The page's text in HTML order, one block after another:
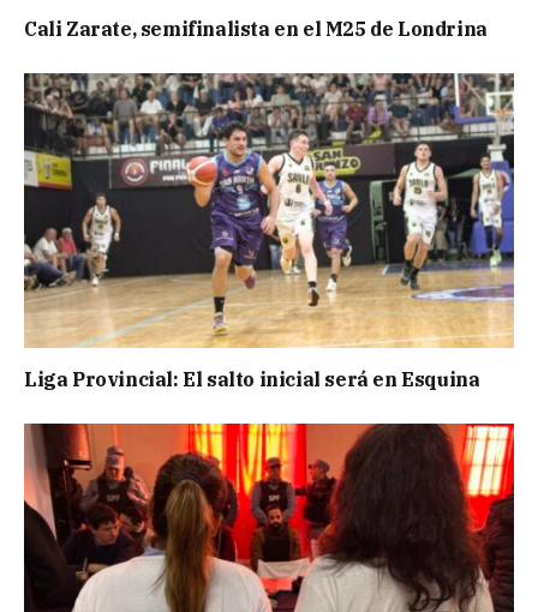
Cali Zarate, semifinalista en el M25 de Londrina
Liga Provincial: El salto inicial será en Esquina